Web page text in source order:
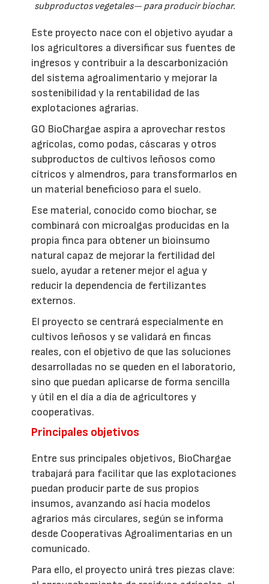
subproductos vegetales— para producir biochar.
Este proyecto nace con el objetivo ayudar a
los agricultores a diversificar sus fuentes de
ingresos y contribuir a la descarbonización
del sistema agroalimentario y mejorar la
sostenibilidad y la rentabilidad de las
explotaciones agrarias.
GO BioChargae aspira a aprovechar restos
agrícolas, como podas, cáscaras y otros
subproductos de cultivos leñosos como
cítricos y almendros, para transformarlos en
un material beneficioso para el suelo.
Ese material, conocido como biochar, se
combinará con microalgas producidas en la
propia finca para obtener un bioinsumo
natural capaz de mejorar la fertilidad del
suelo, ayudar a retener mejor el agua y
reducir la dependencia de fertilizantes
externos.
El proyecto se centrará especialmente en
cultivos leñosos y se validará en fincas
reales, con el objetivo de que las soluciones
desarrolladas no se queden en el laboratorio,
sino que puedan aplicarse de forma sencilla
y útil en el día a día de agricultores y
cooperativas.
Principales objetivos
Entre sus principales objetivos, BioChargae
trabajará para facilitar que las explotaciones
puedan producir parte de sus propios
insumos, avanzando así hacia modelos
agrarios más circulares, según se informa
desde Cooperativas Agroalimentarias en un
comunicado.
Para ello, el proyecto unirá tres piezas clave: